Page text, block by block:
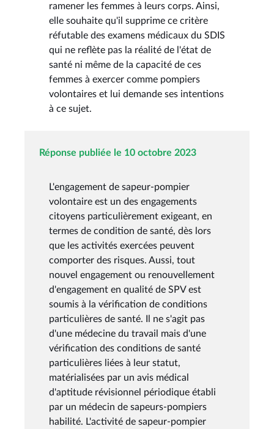
ramener les femmes à leurs corps. Ainsi,
elle souhaite qu'il supprime ce critère
réfutable des examens médicaux du SDIS
qui ne reflète pas la réalité de l'état de
santé ni même de la capacité de ces
femmes à exercer comme pompiers
volontaires et lui demande ses intentions
à ce sujet.
Réponse publiée le 10 octobre 2023
L'engagement de sapeur-pompier
volontaire est un des engagements
citoyens particulièrement exigeant, en
termes de condition de santé, dès lors
que les activités exercées peuvent
comporter des risques. Aussi, tout
nouvel engagement ou renouvellement
d'engagement en qualité de SPV est
soumis à la vérification de conditions
particulières de santé. Il ne s'agit pas
d'une médecine du travail mais d'une
vérification des conditions de santé
particulières liées à leur statut,
matérialisées par un avis médical
d'aptitude révisionnel périodique établi
par un médecin de sapeurs-pompiers
habilité. L'activité de sapeur-pompier